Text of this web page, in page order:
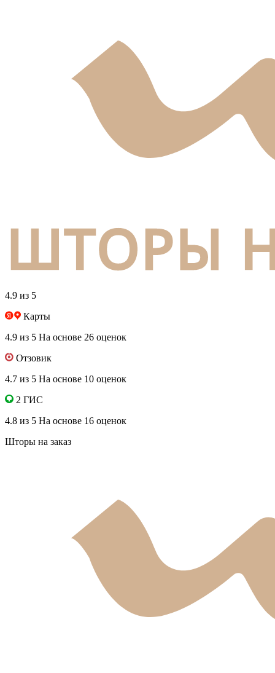
4.9 из 5
Карты
4.9 из 5 На основе 26 оценок
Отзовик
4.7 из 5 На основе 10 оценок
2 ГИС
4.8 из 5 На основе 16 оценок
Шторы на заказ